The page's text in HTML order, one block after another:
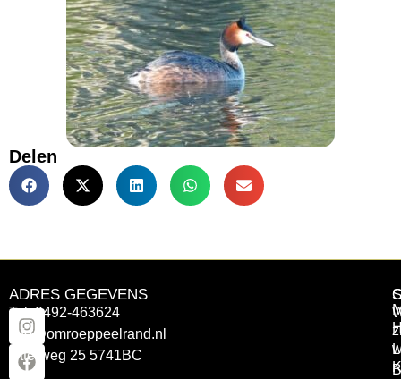
Delen
ADRES GEGEVENS
Tel: 0492-463624
info@omroeppeelrand.nl
Otterweg 25 5741BC